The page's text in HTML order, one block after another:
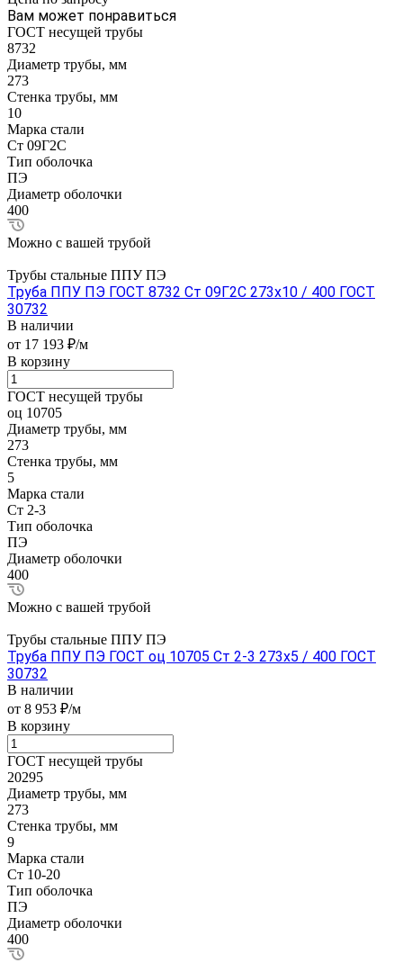
Вам может понравиться
ГОСТ несущей трубы
8732
Диаметр трубы, мм
273
Стенка трубы, мм
10
Марка стали
Ст 09Г2С
Тип оболочка
ПЭ
Диаметр оболочки
400
Можно с вашей трубой
Трубы стальные ППУ ПЭ
Труба ППУ ПЭ ГОСТ 8732 Ст 09Г2С 273x10 / 400 ГОСТ
30732
В наличии
от 17 193 ₽/м
В корзину
ГОСТ несущей трубы
оц 10705
Диаметр трубы, мм
273
Стенка трубы, мм
5
Марка стали
Ст 2-3
Тип оболочка
ПЭ
Диаметр оболочки
400
Можно с вашей трубой
Трубы стальные ППУ ПЭ
Труба ППУ ПЭ ГОСТ оц 10705 Ст 2-3 273x5 / 400 ГОСТ
30732
В наличии
от 8 953 ₽/м
В корзину
ГОСТ несущей трубы
20295
Диаметр трубы, мм
273
Стенка трубы, мм
9
Марка стали
Ст 10-20
Тип оболочка
ПЭ
Диаметр оболочки
400